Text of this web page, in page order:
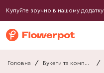
Купуйте зручно в нашому додатку
Головна / Букети та композиції /